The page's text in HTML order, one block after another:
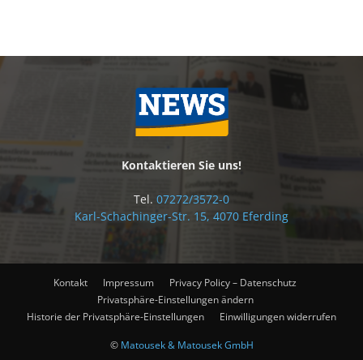
Kontaktieren Sie uns!
Tel. 07272/3572-0
Karl-Schachinger-Str. 15, 4070 Eferding
Kontakt Impressum
Privacy Policy – Datenschutz
Privatsphäre-Einstellungen ändern
Historie der Privatsphäre-Einstellungen
Einwilligungen widerrufen
© Matousek & Matousek GmbH